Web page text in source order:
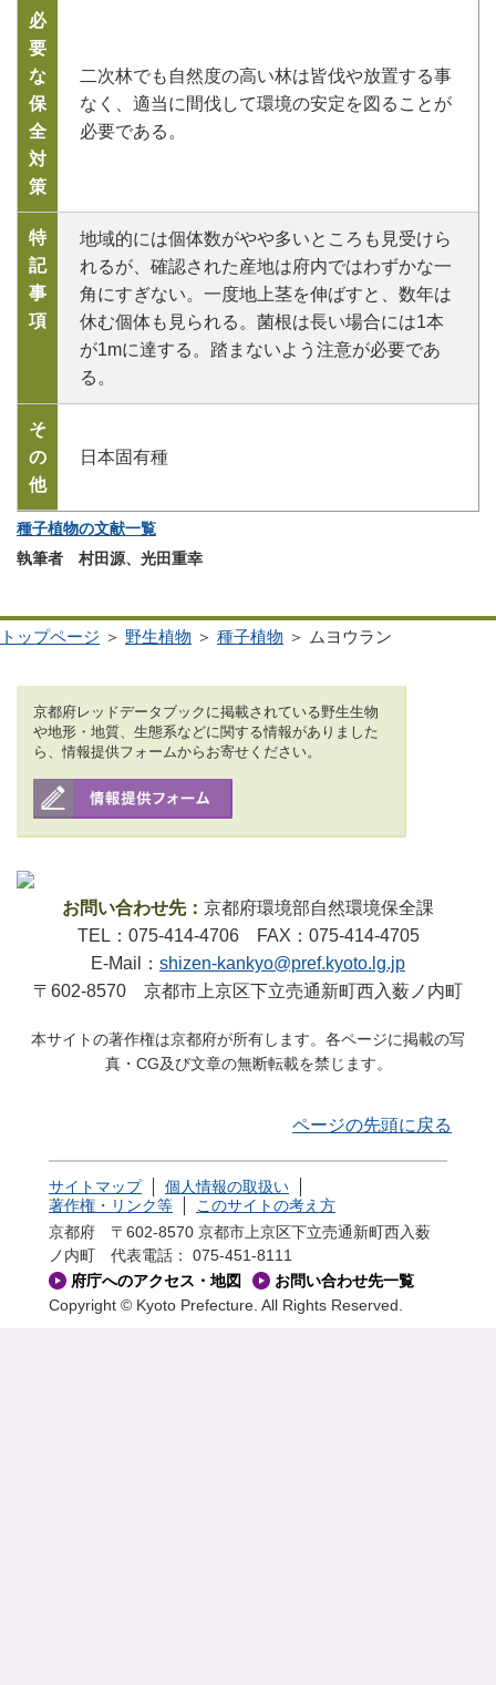
必
要
な
保
全
対
策
二次林でも自然度の高い林は皆伐や放置する事
なく、適当に間伐して環境の安定を図ることが
必要である。
特
記
事
項
地域的には個体数がやや多いところも見受けら
れるが、確認された産地は府内ではわずかな一
角にすぎない。一度地上茎を伸ばすと、数年は
休む個体も見られる。菌根は長い場合には1本
が1mに達する。踏まないよう注意が必要であ
る。
そ
の
他
日本固有種
種子植物の文献一覧
執筆者 村田源、光田重幸
トップページ ＞ 野生植物 ＞ 種子植物 ＞ ムヨウラン
京都府レッドデータブックに掲載されている野生生物
や地形・地質、生態系などに関する情報がありました
ら、情報提供フォームからお寄せください。
お問い合わせ先： 京都府環境部自然環境保全課
TEL：075-414-4706 FAX：075-414-4705
E-Mail： shizen-kankyo@pref.kyoto.lg.jp
〒602-8570 京都市上京区下立売通新町西入薮ノ内町
本サイトの著作権は京都府が所有します。各ページに掲載の写
真・CG及び文章の無断転載を禁じます。
ページの先頭に戻る
サイトマップ
個人情報の取扱い
著作権・リンク等
このサイトの考え方
京都府 〒602-8570 京都市上京区下立売通新町西入薮
ノ内町
代表電話： 075-451-8111
府庁へのアクセス・地図
お問い合わせ先一覧
Copyright © Kyoto Prefecture. All Rights Reserved.